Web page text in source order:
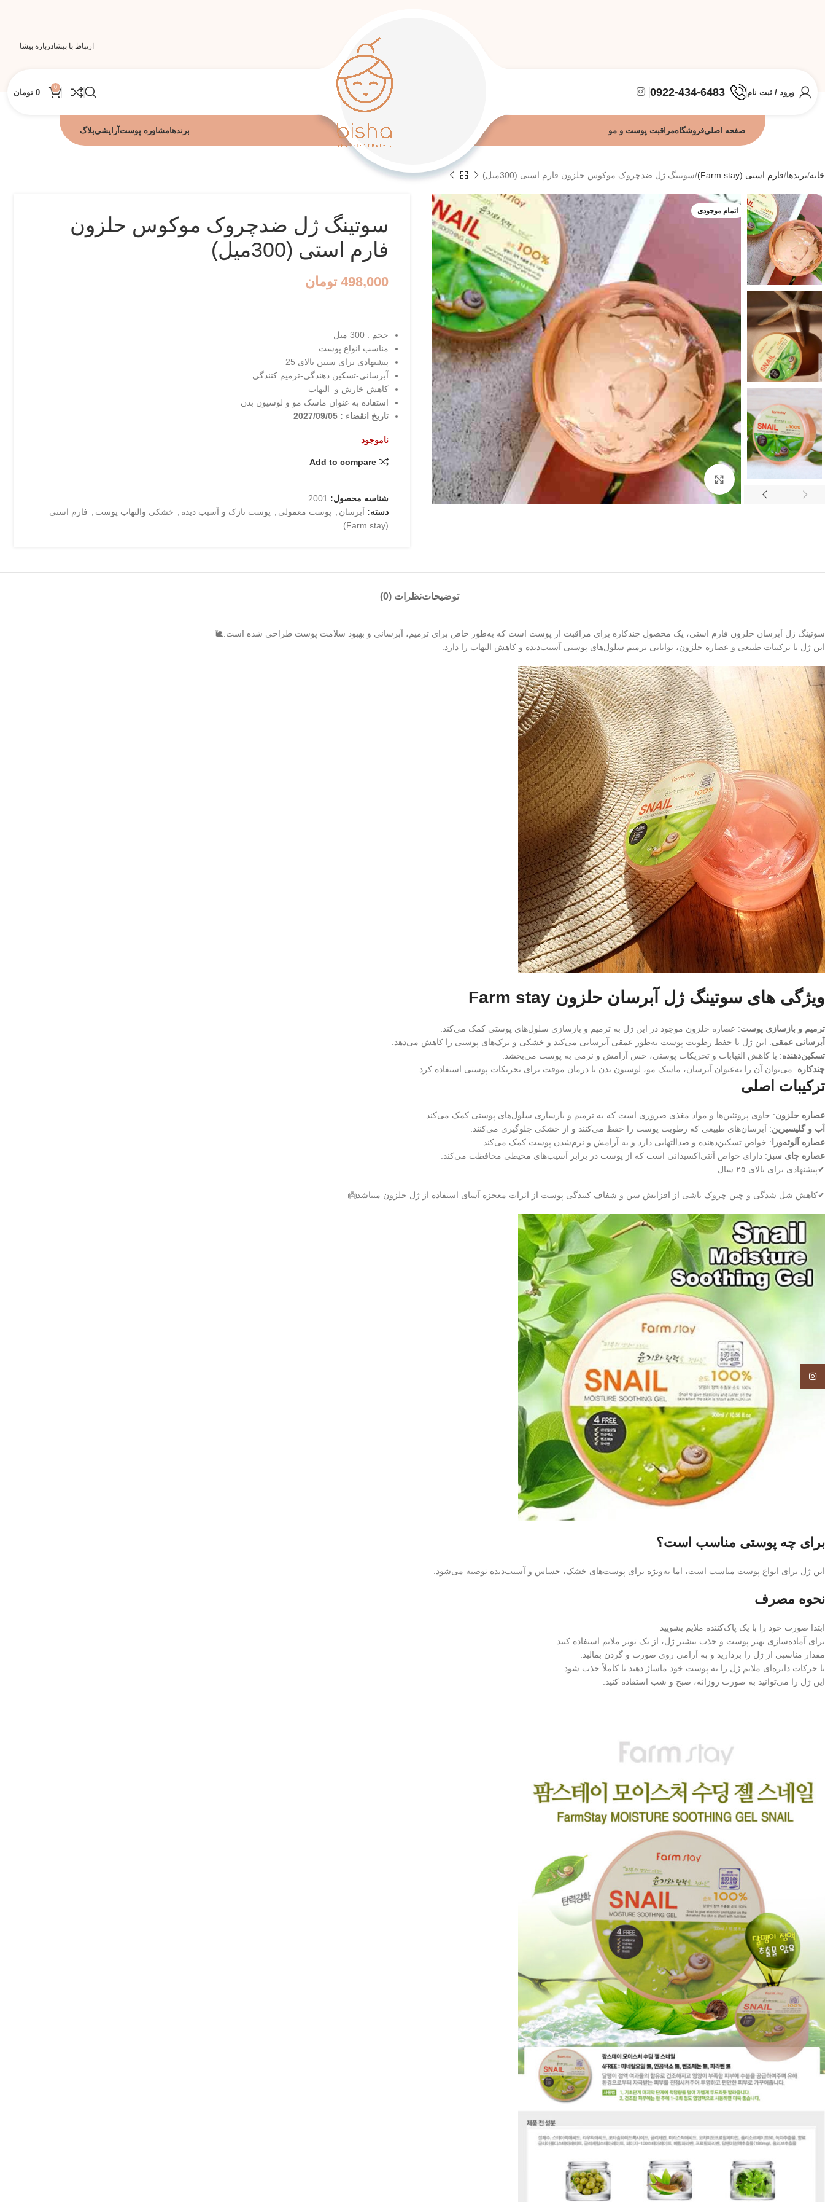
ارتباط با بیشادرباره بیشا
ورود / ثبت نام 0922-434-6483
0
0 تومان
صفحه اصلیفروشگاهمراقبت پوست و مو برندهامشاوره پوستآرایشیبلاگ
خانه برندها فارم استی (Farm stay) سوتینگ ژل ضدچروک موکوس حلزون فارم استی (300میل)
اتمام موجودی
بزرگنمایی تصویر
سوتینگ ژل ضدچروک موکوس حلزون
فارم استی (300میل)
498,000 تومان
حجم : 300 میل
مناسب انواع پوست
پیشنهادی برای سنین بالای 25
آبرسانی-تسکین دهندگی-ترمیم کنندگی
کاهش خارش و التهاب
استفاده به عنوان ماسک مو و لوسیون بدن
تاریخ انقضاء : 2027/09/05
ناموجود
Add to compare
شناسه محصول: 2001
دسته: آبرسان پوست معمولی پوست نازک و آسیب دیده خشکی والتهاب پوست
فارم استی
(Farm stay)
توضیحاتنظرات (0)
سوتینگ ژل آبرسان حلزون فارم استی، یک محصول چندکاره برای مراقبت از پوست است که به‌طور خاص برای ترمیم، آبرسانی و بهبود سلامت پوست طراحی شده است.🐌
این ژل با ترکیبات طبیعی و عصاره حلزون، توانایی ترمیم سلول‌های پوستی آسیب‌دیده و کاهش التهاب را دارد.
ویژگی های سوتینگ ژل آبرسان حلزون Farm stay
ترمیم و بازسازی پوست: عصاره حلزون موجود در این ژل به ترمیم و بازسازی سلول‌های پوستی کمک می‌کند.
آبرسانی عمقی: این ژل با حفظ رطوبت پوست به‌طور عمقی آبرسانی می‌کند و خشکی و ترک‌های پوستی را کاهش می‌دهد.
تسکین‌دهنده: با کاهش التهابات و تحریکات پوستی، حس آرامش و نرمی به پوست می‌بخشد.
چندکاره: می‌توان آن را به‌عنوان آبرسان، ماسک مو، لوسیون بدن یا درمان موقت برای تحریکات پوستی استفاده کرد.
ترکیبات اصلی
عصاره حلزون: حاوی پروتئین‌ها و مواد مغذی ضروری است که به ترمیم و بازسازی سلول‌های پوستی کمک می‌کند.
آب و گلیسیرین: آبرسان‌های طبیعی که رطوبت پوست را حفظ می‌کنند و از خشکی جلوگیری می‌کنند.
عصاره آلوئه‌ورا : خواص تسکین‌دهنده و ضدالتهابی دارد و به آرامش و نرم‌شدن پوست کمک می‌کند.
عصاره چای سبز : دارای خواص آنتی‌اکسیدانی است که از پوست در برابر آسیب‌های محیطی محافظت می‌کند.
✔پیشنهادی برای بالای ۲۵ سال
✔کاهش شل شدگی و چین چروک ناشی از افزایش سن و شفاف کنندگی پوست از اثرات معجزه آسای استفاده از ژل حلزون میباشد👼
برای چه پوستی مناسب است؟
این ژل برای انواع پوست مناسب است، اما به‌ویژه برای پوست‌های خشک، حساس و آسیب‌دیده توصیه می‌شود.
نحوه مصرف
ابتدا صورت خود را با یک پاک‌کننده ملایم بشویید
برای آماده‌سازی بهتر پوست و جذب بیشتر ژل، از یک تونر ملایم استفاده کنید.
مقدار مناسبی از ژل را بردارید و به آرامی روی صورت و گردن بمالید.
با حرکات دایره‌ای ملایم ژل را به پوست خود ماساژ دهید تا کاملاً جذب شود.
این ژل را می‌توانید به صورت روزانه، صبح و شب استفاده کنید.
Instagram